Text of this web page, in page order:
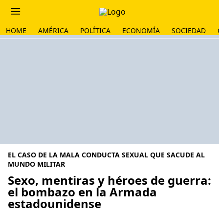
HOME AMÉRICA POLÍTICA ECONOMÍA SOCIEDAD
EL CASO DE LA MALA CONDUCTA SEXUAL QUE SACUDE AL
MUNDO MILITAR
Sexo, mentiras y héroes de guerra:
el bombazo en la Armada
estadounidense